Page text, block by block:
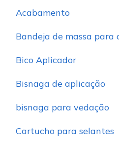
Acabamento
Bandeja de massa para
Bico Aplicador
Bisnaga de aplicação
bisnaga para vedação
Cartucho para selantes